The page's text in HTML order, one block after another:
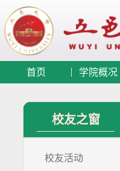
首页 学院概况
校友之窗
校友活动